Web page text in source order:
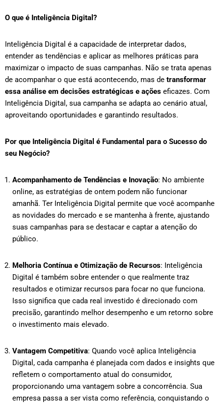
O que é Inteligência Digital?
Inteligência Digital é a capacidade de interpretar dados,
entender as tendências e aplicar as melhores práticas para
maximizar o impacto de suas campanhas. Não se trata apenas
de acompanhar o que está acontecendo, mas de transformar
essa análise em decisões estratégicas e ações eficazes. Com
Inteligência Digital, sua campanha se adapta ao cenário atual,
aproveitando oportunidades e garantindo resultados.
Por que Inteligência Digital é Fundamental para o Sucesso do
seu Negócio?
Acompanhamento de Tendências e Inovação: No ambiente
online, as estratégias de ontem podem não funcionar
amanhã. Ter Inteligência Digital permite que você acompanhe
as novidades do mercado e se mantenha à frente, ajustando
suas campanhas para se destacar e captar a atenção do
público.
Melhoria Contínua e Otimização de Recursos: Inteligência
Digital é também sobre entender o que realmente traz
resultados e otimizar recursos para focar no que funciona.
Isso significa que cada real investido é direcionado com
precisão, garantindo melhor desempenho e um retorno sobre
o investimento mais elevado.
Vantagem Competitiva: Quando você aplica Inteligência
Digital, cada campanha é planejada com dados e insights que
refletem o comportamento atual do consumidor,
proporcionando uma vantagem sobre a concorrência. Sua
empresa passa a ser vista como referência, conquistando o